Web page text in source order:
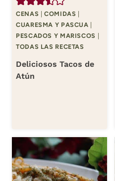
CENAS |COMIDAS
CUARESMA Y PASCUA
PESCADOS Y MARISCOS
TODAS LAS RECETAS
Deliciosos Tacos de
Atún